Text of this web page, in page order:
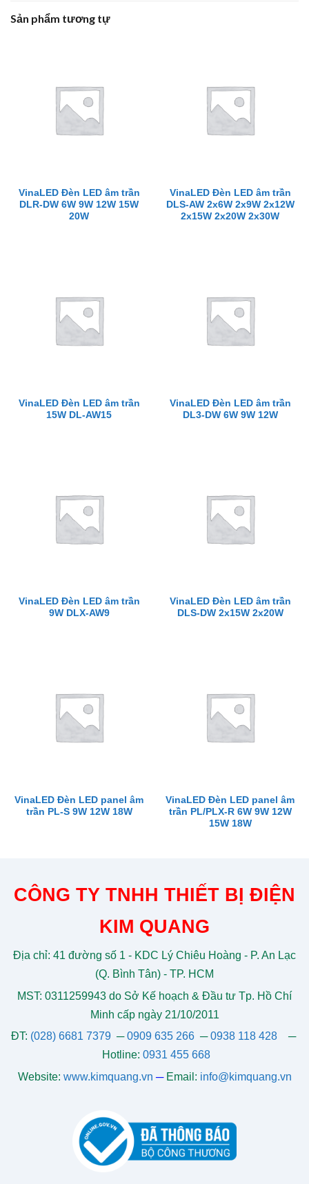
Sản phẩm tương tự
VinaLED Đèn LED âm trần
DLR-DW 6W 9W 12W 15W
20W
VinaLED Đèn LED âm trần
DLS-AW 2x6W 2x9W 2x12W
2x15W 2x20W 2x30W
VinaLED Đèn LED âm trần
15W DL-AW15
VinaLED Đèn LED âm trần
DL3-DW 6W 9W 12W
VinaLED Đèn LED âm trần
9W DLX-AW9
VinaLED Đèn LED âm trần
DLS-DW 2x15W 2x20W
VinaLED Đèn LED panel âm
trần PL-S 9W 12W 18W
VinaLED Đèn LED panel âm
trần PL/PLX-R 6W 9W 12W
15W 18W
CÔNG TY TNHH THIẾT BỊ ĐIỆN
KIM QUANG
Địa chỉ: 41 đường số 1 - KDC Lý Chiêu Hoàng - P. An Lạc
(Q. Bình Tân) - TP. HCM
MST: 0311259943 do Sở Kế hoạch & Đầu tư Tp. Hồ Chí
Minh cấp ngày 21/10/2011
ĐT: (028) 6681 7379 ─0909 635 266─0938 118 428─
Hotline: 0931 455 668
Website: www.kimquang.vn ─ Email: info@kimquang.vn